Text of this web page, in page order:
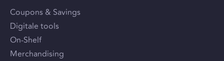
Coupons & Savings
Digitale tools
On-Shelf
Merchandising